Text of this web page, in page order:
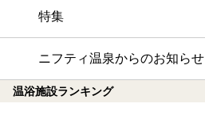
特集
ニフティ温泉からのお知らせ
温浴施設ランキング